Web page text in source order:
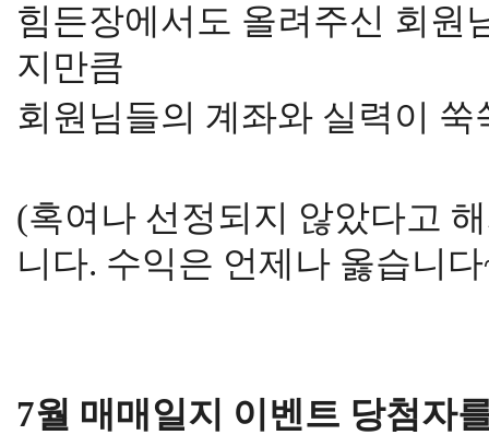
힘든장에서도 올려주신 회원
지만큼
회원님들의 계좌와 실력이
(혹여나 선정되지 않았다고
니다. 수익은 언제나 옳습니
7월 매매일지 이벤트 당첨자